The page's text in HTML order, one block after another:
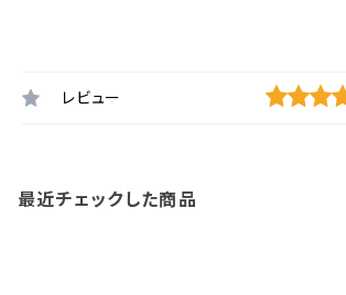
レビュー
最近チェックした商品